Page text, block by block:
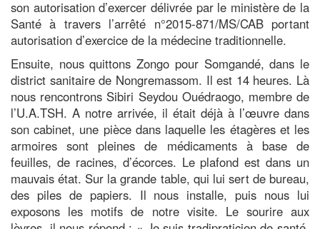
son autorisation d’exercer délivrée par le ministère de la
Santé à travers l’arrêté n°2015-871/MS/CAB portant
autorisation d’exercice de la médecine traditionnelle.
Ensuite, nous quittons Zongo pour Somgandé, dans le
district sanitaire de Nongremassom. Il est 14 heures. Là
nous rencontrons Sibiri Seydou Ouédraogo, membre de
l’U.A.TSH. A notre arrivée, il était déjà à l’œuvre dans
son cabinet, une pièce dans laquelle les étagères et les
armoires sont pleines de médicaments à base de
feuilles, de racines, d’écorces. Le plafond est dans un
mauvais état. Sur la grande table, qui lui sert de bureau,
des piles de papiers. Il nous installe, puis nous lui
exposons les motifs de notre visite. Le sourire aux